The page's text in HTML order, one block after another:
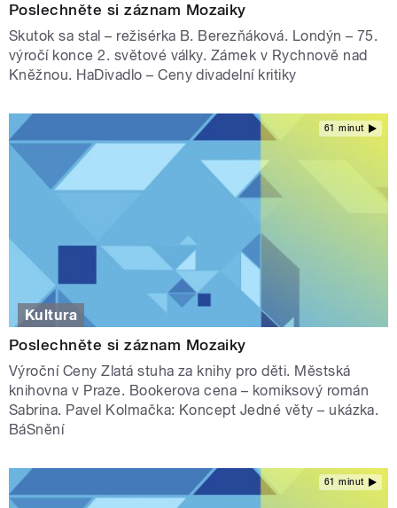
Poslechněte si záznam Mozaiky
Skutok sa stal – režisérka B. Berezňáková. Londýn – 75.
výročí konce 2. světové války. Zámek v Rychnově nad
Kněžnou. HaDivadlo – Ceny divadelní kritiky
61 minut
Kultura
Poslechněte si záznam Mozaiky
Výroční Ceny Zlatá stuha za knihy pro děti. Městská
knihovna v Praze. Bookerova cena – komiksový román
Sabrina. Pavel Kolmačka: Koncept Jedné věty – ukázka.
BáSnění
61 minut